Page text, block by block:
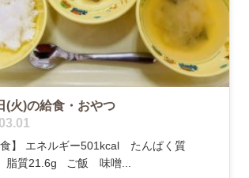
(火)の給食・おやつ
食】 エネルギー501kcal たんぱく質
脂質21.6g ご飯 味噌...